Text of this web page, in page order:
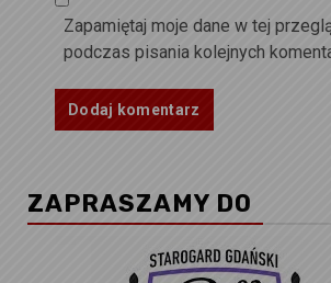
Zapamiętaj moje dane w tej
podczas pisania kolejnych
ZAPRASZAMY DO